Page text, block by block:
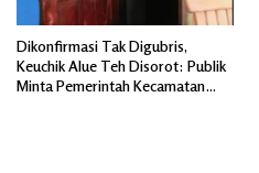
Dikonfirmasi Tak Digubris,
Keuchik Alue Teh Disorot: Publik
Minta Pemerintah Kecamatan